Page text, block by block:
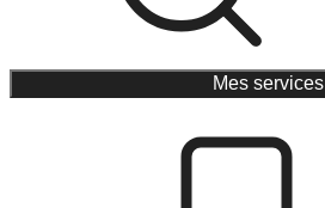
Mes services